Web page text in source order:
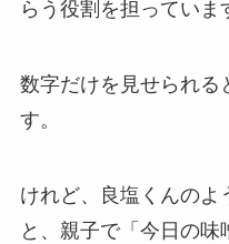
らう役割を担っていま
数字だけを見せられる
す。
けれど、良塩くんのよ
と、親子で「今日の味